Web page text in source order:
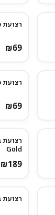
רצועת
₪69
רצועת
₪69
Gold
₪189
רצועת